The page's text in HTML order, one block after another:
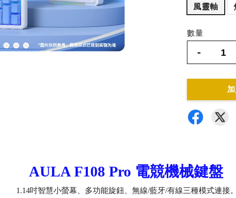
風靈軸
數量
-
AULA F108 Pro 電競機械鍵盤
1.14吋智慧小螢幕、多功能旋鈕、 無線/藍牙/有線三種模式連接